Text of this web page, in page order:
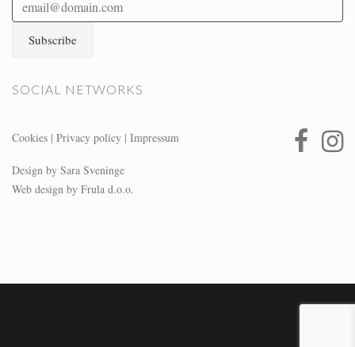
SOCIAL NETWORKS
Cookies | Privacy policy | Impressum
Design by Sara Sveninge
Web design by Frula d.o.o.